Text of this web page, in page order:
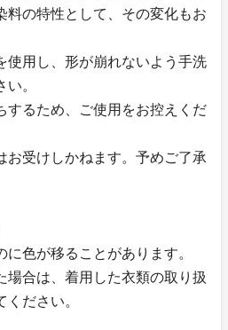
料の特性として、その変化もお
用し、形が崩れないよう手洗
。
るため、ご使用をお控えくだ
受けしかねます。予めご了承
色が移ることがあります。
合は、着用した衣類の取り扱
ださい。